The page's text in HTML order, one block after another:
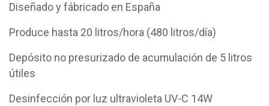
Diseñado y fábricado en España
Produce hasta 20 litros/hora (480 litros/día)
Depósito no presurizado de acumulación de 5 litros
útiles
Desinfección por luz ultravioleta UV-C 14W